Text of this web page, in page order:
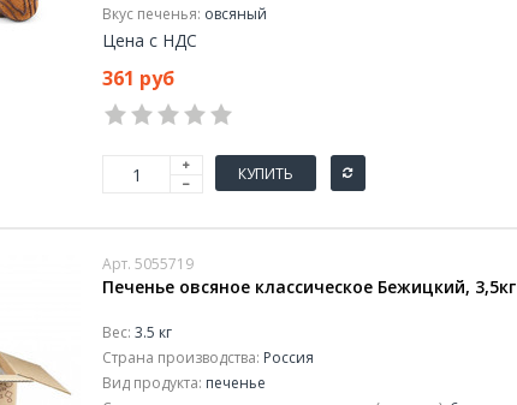
Вкус печенья: овсяный
Цена с НДС
361 руб
КУПИТЬ
Арт. 5055719
Печенье овсяное классическое Бежицкий, 3,5кг
Вес: 3.5 кг
Страна производства: Россия
Вид продукта: печенье